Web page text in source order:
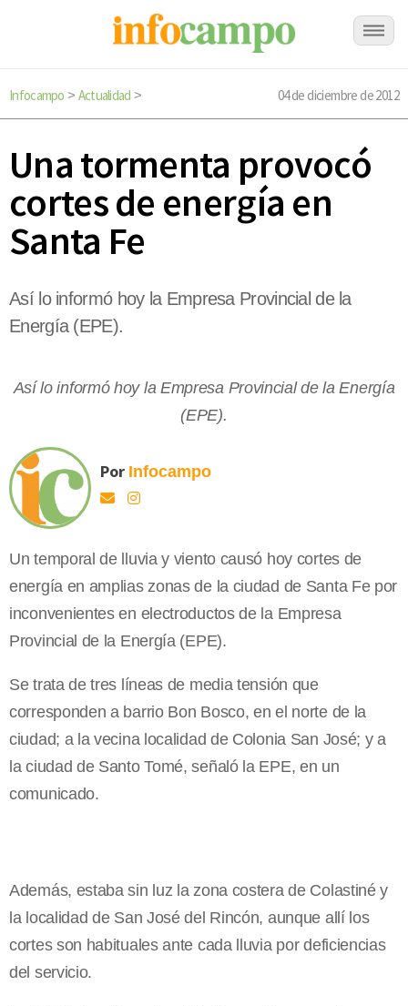
Infocampo > Actualidad > 04 de diciembre de 2012
Una tormenta provocó
cortes de energía en
Santa Fe
Así lo informó hoy la Empresa Provincial de la
Energía (EPE).
Así lo informó hoy la Empresa Provincial de la Energía
(EPE).
Por Infocampo
Un temporal de lluvia y viento causó hoy cortes de
energía en amplias zonas de la ciudad de Santa Fe por
inconvenientes en electroductos de la Empresa
Provincial de la Energía (EPE).
Se trata de tres líneas de media tensión que
corresponden a barrio Bon Bosco, en el norte de la
ciudad; a la vecina localidad de Colonia San José; y a
la ciudad de Santo Tomé, señaló la EPE, en un
comunicado.
Además, estaba sin luz la zona costera de Colastiné y
la localidad de San José del Rincón, aunque allí los
cortes son habituales ante cada lluvia por deficiencias
del servicio.